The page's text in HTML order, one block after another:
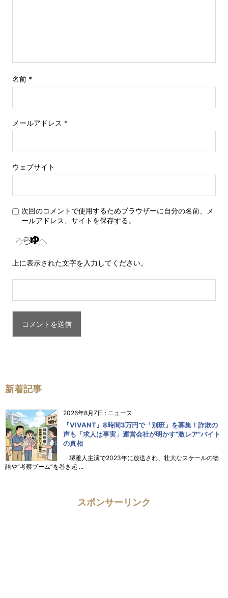
名前 *
メールアドレス *
ウェブサイト
次回のコメントで使用するためブラウザーに自分の名前、メ
ールアドレス、サイトを保存する。
上に表示された文字を入力してください。
新着記事
2026年8月7日 : ニュース
『VIVANT』8時間3万円で「別班」を募集！詐欺の
声も「求人は事実」運営会社が明かす“激レア”バイト
の真相
堺雅人主演で2023年に放送され、壮大なスケールの物
語や“考察ブーム”を巻き起 ...
スポンサーリンク